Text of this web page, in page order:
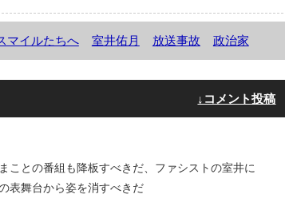
マイルたちへ 室井佑月 放送事故 政治家
↓コメント投稿
ことの番組も降板すべきだ、ファシストの室井に
表舞台から姿を消すべきだ